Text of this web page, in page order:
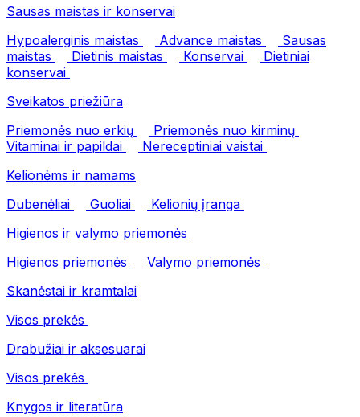
Sausas maistas ir konservai
Hypoalerginis maistas
Advance maistas
Sausas
maistas
Dietinis maistas Konservai
Dietiniai
konservai
Sveikatos priežiūra
Priemonės nuo erkių
Priemonės nuo kirminų
Vitaminai ir papildai
Nereceptiniai vaistai
Kelionėms ir namams
Dubenėliai
Guoliai
Kelionių įranga
Higienos ir valymo priemonės
Higienos priemonės
Valymo priemonės
Skanėstai ir kramtalai
Visos prekės
Drabužiai ir aksesuarai
Visos prekės
Knygos ir literatūra